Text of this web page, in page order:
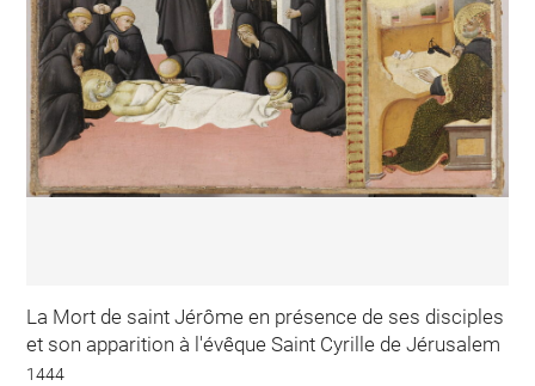
La Mort de saint Jérôme en présence de ses disciples
et son apparition à l'évêque Saint Cyrille de Jérusalem
1444